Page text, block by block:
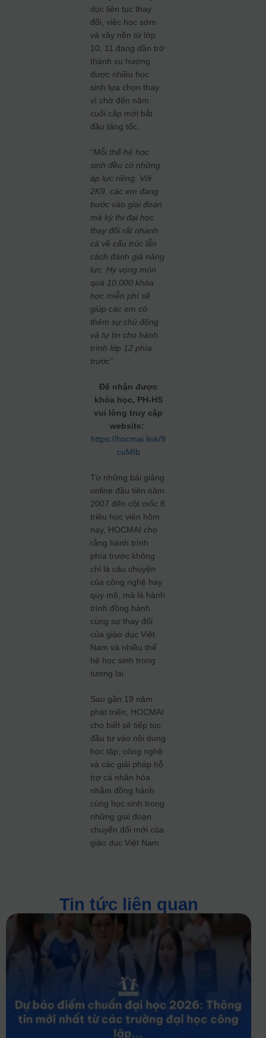
dục liên tục thay
đổi, việc học sớm
và xây nền từ lớp
10, 11 đang dần trở
thành xu hướng
được nhiều học
sinh lựa chọn thay
vì chờ đến năm
cuối cấp mới bắt
đầu tăng tốc.
“Mỗi thế hệ học
sinh đều có những
áp lực riêng. Với
2K9, các em đang
bước vào giai đoạn
mà kỳ thi đại học
thay đổi rất nhanh
cả về cấu trúc lẫn
cách đánh giá năng
lực. Hy vọng món
quà 10.000 khóa
học miễn phí sẽ
giúp các em có
thêm sự chủ động
và tự tin cho hành
trình lớp 12 phía
trước”
Để nhận được
khóa học, PH-HS
vui lòng truy cập
website:
https://hocmai.link/9
cuMIb
Từ những bài giảng
online đầu tiên năm
2007 đến cột mốc 8
triệu học viên hôm
nay, HOCMAI cho
rằng hành trình
phía trước không
chỉ là câu chuyện
của công nghệ hay
quy mô, mà là hành
trình đồng hành
cùng sự thay đổi
của giáo dục Việt
Nam và nhiều thế
hệ học sinh trong
tương lai.
Sau gần 19 năm
phát triển, HOCMAI
cho biết sẽ tiếp tục
đầu tư vào nội dung
học tập, công nghệ
và các giải pháp hỗ
trợ cá nhân hóa
nhằm đồng hành
cùng học sinh trong
những giai đoạn
chuyển đổi mới của
giáo dục Việt Nam.
Tin tức liên quan